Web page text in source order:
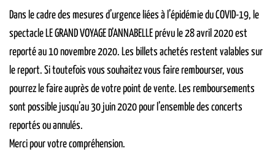
Dans le cadre des mesures d’urgence liées à l’épidémie du COVID-19, le
spectacle LE GRAND VOYAGE D’ANNABELLE prévu le 28 avril 2020 est
reporté au 10 novembre 2020. Les billets achetés restent valables sur
le report. Si toutefois vous souhaitez vous faire rembourser, vous
pourrez le faire auprès de votre point de vente. Les remboursements
sont possible jusqu’au 30 juin 2020 pour l’ensemble des concerts
reportés ou annulés.
Merci pour votre compréhension.